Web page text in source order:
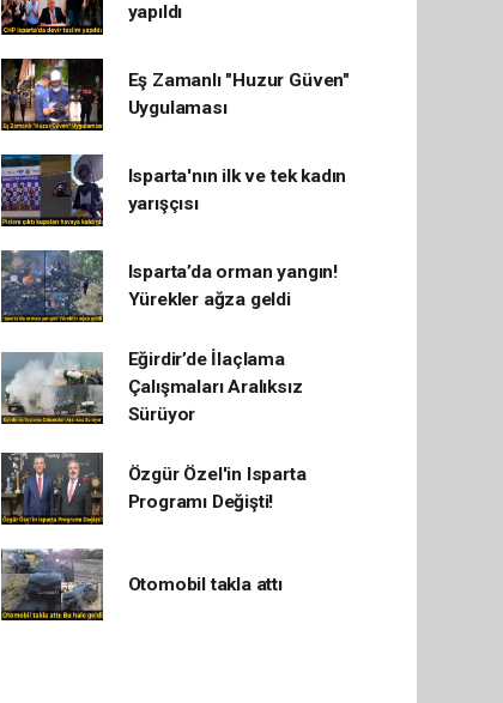
yapıldı
Eş Zamanlı "Huzur Güven"
Uygulaması
Isparta'nın ilk ve tek kadın
yarışçısı
Isparta’da orman yangın!
Yürekler ağza geldi
Eğirdir’de İlaçlama
Çalışmaları Aralıksız
Sürüyor
Özgür Özel'in Isparta
Programı Değişti!
Otomobil takla attı